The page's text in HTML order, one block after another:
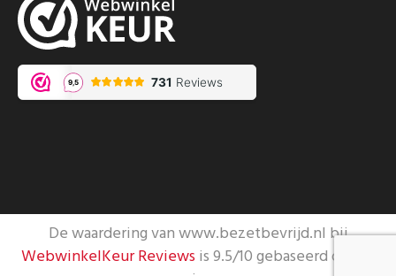
De waardering van www.bezetbevrijd.nl bij
WebwinkelKeur Reviews is 9.5/10 gebaseerd op 731